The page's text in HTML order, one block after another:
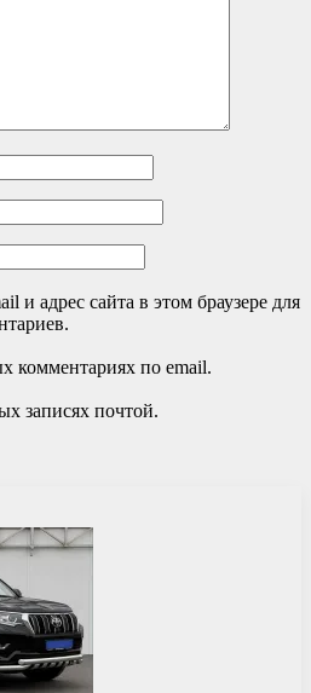
и адрес сайта в этом браузере для
комментариях по email.
записях почтой.